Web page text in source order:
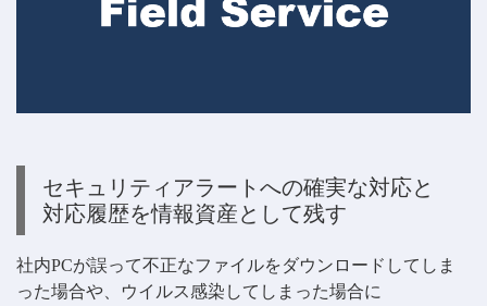
セキュリティアラートへの確実な対応と
対応履歴を情報資産として残す
社内PCが誤って不正なファイルをダウンロードしてしま
った場合や、ウイルス感染してしまった場合に